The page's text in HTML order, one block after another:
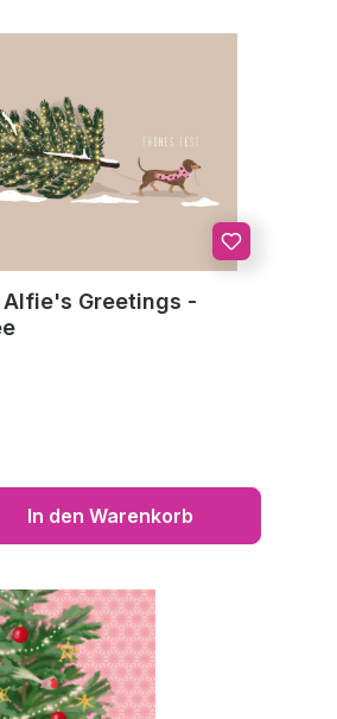
Greetings -
In den Warenkorb